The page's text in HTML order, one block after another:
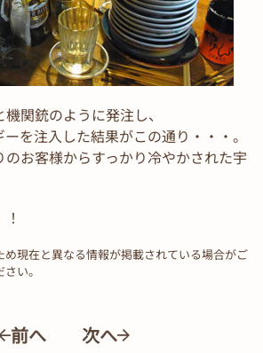
関銃のように発注し、
を注入した結果がこの通り・・・。
お客様からすっかり冷やかされた宇
現在と異なる情報が掲載されている場合がご
い。
前へ 次へ